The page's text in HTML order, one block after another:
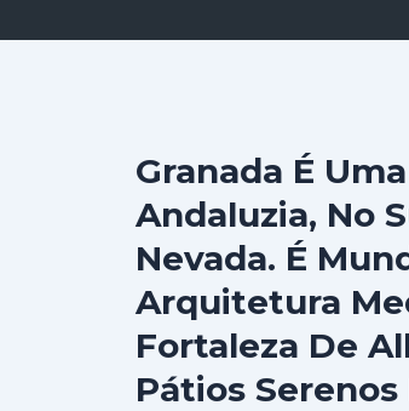
Granada É
Andaluzia, No
Nevada. É
Arquitetura
Fortaleza De
Pátios Serenos